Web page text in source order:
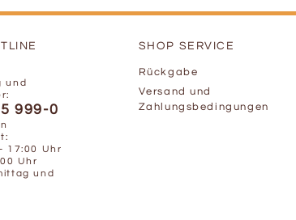
und
999-0
17:00 Uhr
Uhr
und
SHOP SERVICE
Rückgabe
Versand und
Zahlungsbedingungen